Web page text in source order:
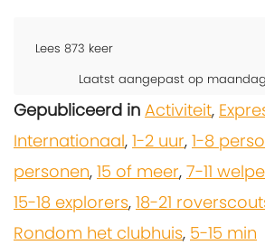
Lees 873 keer
Laatst aangepast op maandag,
Gepubliceerd in Activiteit,
Internationaal, 1-2 uur, 1-8
personen, 15 of meer, 7-11
15-18 explorers, 18-21
Rondom het clubhuis, 5-15 min